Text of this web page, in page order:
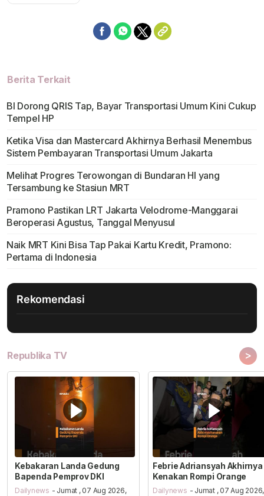
Berita Terkait
BI Dorong QRIS Tap, Bayar Transportasi Umum Kini Cukup
Tempel HP
Ketika Visa dan Mastercard Akhirnya Berhasil Menembus
Sistem Pembayaran Transportasi Umum Jakarta
Melihat Progres Terowongan di Bundaran HI yang
Tersambung ke Stasiun MRT
Pramono Pastikan LRT Jakarta Velodrome-Manggarai
Beroperasi Agustus, Tanggal Menyusul
Naik MRT Kini Bisa Tap Pakai Kartu Kredit, Pramono:
Pertama di Indonesia
Rekomendasi
Republika TV >
Kebakaran Landa Gedung
Bapenda Pemprov DKI
Dailynews - Jumat , 07 Aug 2026,
Febrie Adriansyah Akhirnya
Kenakan Rompi Orange
Dailynews - Jumat , 07 Aug 2026,